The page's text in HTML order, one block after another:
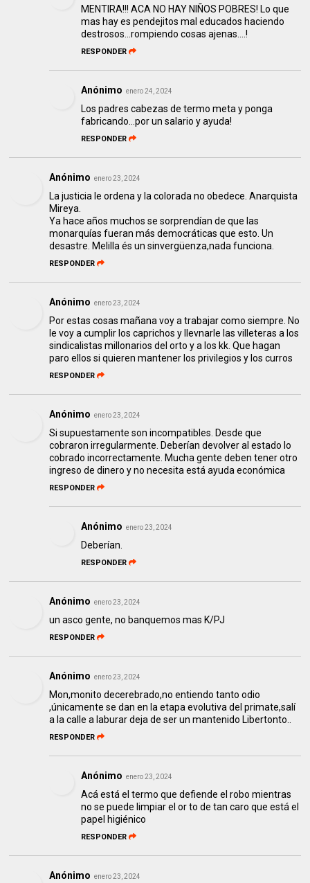
MENTIRA!!! ACA NO HAY NIÑOS POBRES! Lo que
mas hay es pendejitos mal educados haciendo
destrosos...rompiendo cosas ajenas....!
RESPONDER
Anónimo enero 24, 2024
Los padres cabezas de termo meta y ponga
fabricando...por un salario y ayuda!
RESPONDER
Anónimo enero 23, 2024
La justicia le ordena y la colorada no obedece. Anarquista
Mireya.
Ya hace años muchos se sorprendían de que las
monarquías fueran más democráticas que esto. Un
desastre. Melilla és un sinvergüenza,nada funciona.
RESPONDER
Anónimo enero 23, 2024
Por estas cosas mañana voy a trabajar como siempre. No
le voy a cumplir los caprichos y llevnarle las villeteras a los
sindicalistas millonarios del orto y a los kk. Que hagan
paro ellos si quieren mantener los privilegios y los curros
RESPONDER
Anónimo enero 23, 2024
Si supuestamente son incompatibles. Desde que
cobraron irregularmente. Deberían devolver al estado lo
cobrado incorrectamente. Mucha gente deben tener otro
ingreso de dinero y no necesita está ayuda económica
RESPONDER
Anónimo enero 23, 2024
Deberían.
RESPONDER
Anónimo enero 23, 2024
un asco gente, no banquemos mas K/PJ
RESPONDER
Anónimo enero 23, 2024
Mon,monito decerebrado,no entiendo tanto odio
,únicamente se dan en la etapa evolutiva del primate,salí
a la calle a laburar deja de ser un mantenido Libertonto..
RESPONDER
Anónimo enero 23, 2024
Acá está el termo que defiende el robo mientras
no se puede limpiar el or to de tan caro que está el
papel higiénico
RESPONDER
Anónimo enero 23, 2024